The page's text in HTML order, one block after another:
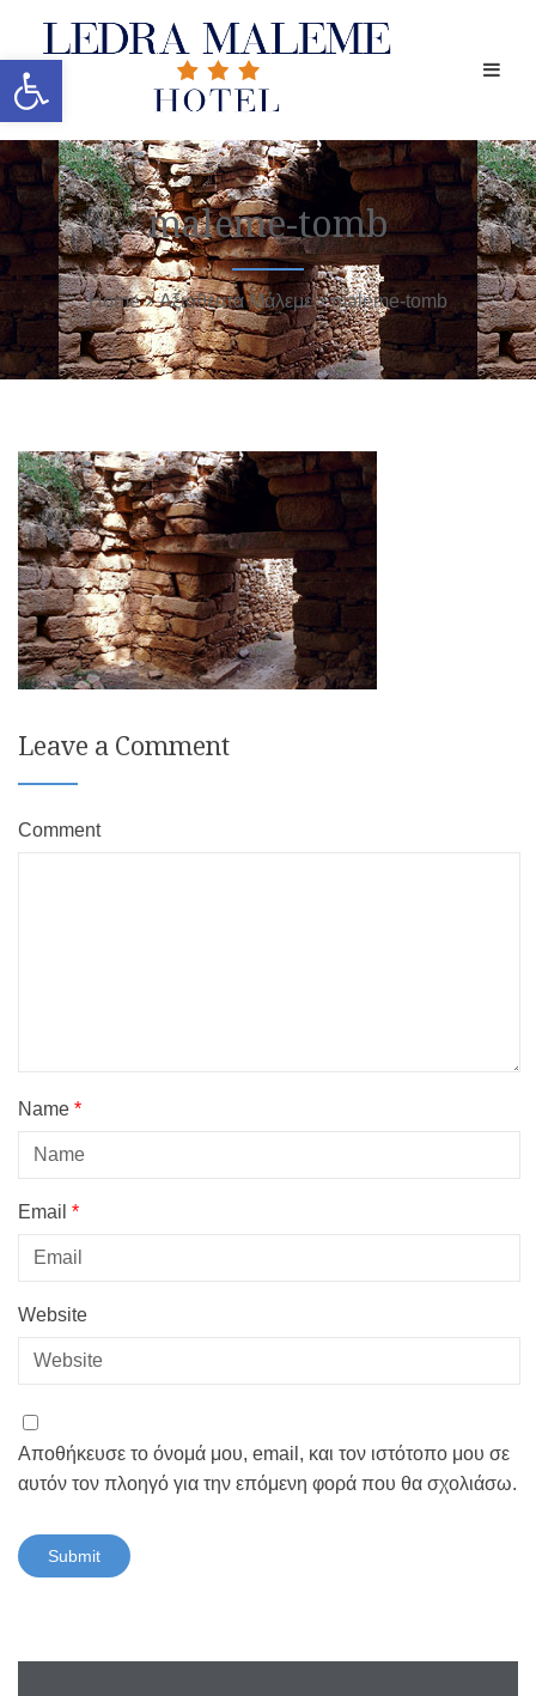
Ανοίξτε τη γραμμή εργαλείων
maleme-tomb
Home Αξιοθέατα Μάλεμε maleme-tomb
Leave a Comment
Comment
Name *
Email *
Website
Αποθήκευσε το όνομά μου, email, και τον ιστότοπο μου σε
αυτόν τον πλοηγό για την επόμενη φορά που θα σχολιάσω.